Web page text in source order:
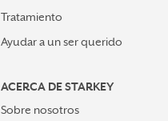
Tratamiento
Ayudar a un ser querido
ACERCA DE STARKEY
Sobre nosotros